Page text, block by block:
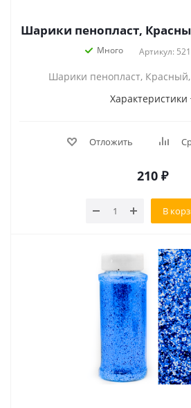
Шарики пенопласт,
Много Артикул:
Шарики пенопласт,
Характеристики
Отложить
210 ₽
В